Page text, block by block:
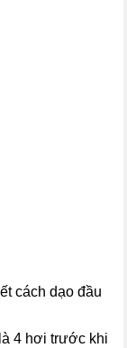
cách dạo đầu
4 hơi trước khi